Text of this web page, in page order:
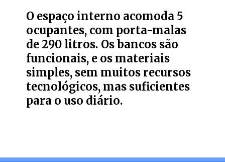
O espaço interno acomoda 5
ocupantes, com porta-malas
de 290 litros. Os bancos são
funcionais, e os materiais
simples, sem muitos recursos
tecnológicos, mas suficientes
para o uso diário.